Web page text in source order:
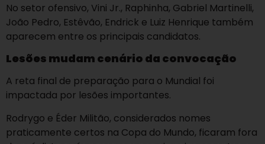
No setor ofensivo, Vini Jr., Raphinha, Gabriel Martinelli,
João Pedro, Estêvão, Endrick e Luiz Henrique também
aparecem entre os principais candidatos.
Lesões mudam cenário da convocação
A reta final de preparação para o Mundial foi
impactada por lesões importantes.
Rodrygo e Éder Militão, considerados nomes
praticamente certos na Copa do Mundo, ficaram fora